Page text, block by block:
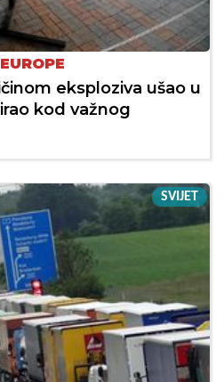
eksploziva ušao u
kod važnog
SVIJET